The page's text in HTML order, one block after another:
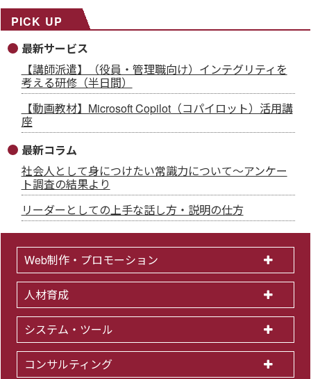
PICK UP
最新サービス
【講師派遣】（役員・管理職向け）インテグリティを
考える研修（半日間）
【動画教材】Microsoft Copilot（コパイロット）活用講
座
最新コラム
社会人として身につけたい常識力について～アンケー
ト調査の結果より
リーダーとしての上手な話し方・説明の仕方
Web制作・プロモーション
人材育成
システム・ツール
コンサルティング